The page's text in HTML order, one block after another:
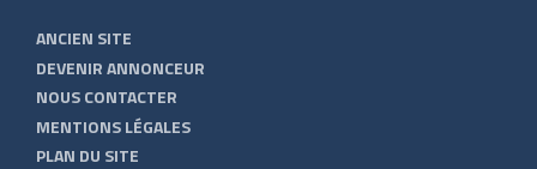
ANCIEN SITE
DEVENIR ANNONCEUR
NOUS CONTACTER
MENTIONS LÉGALES
PLAN DU SITE